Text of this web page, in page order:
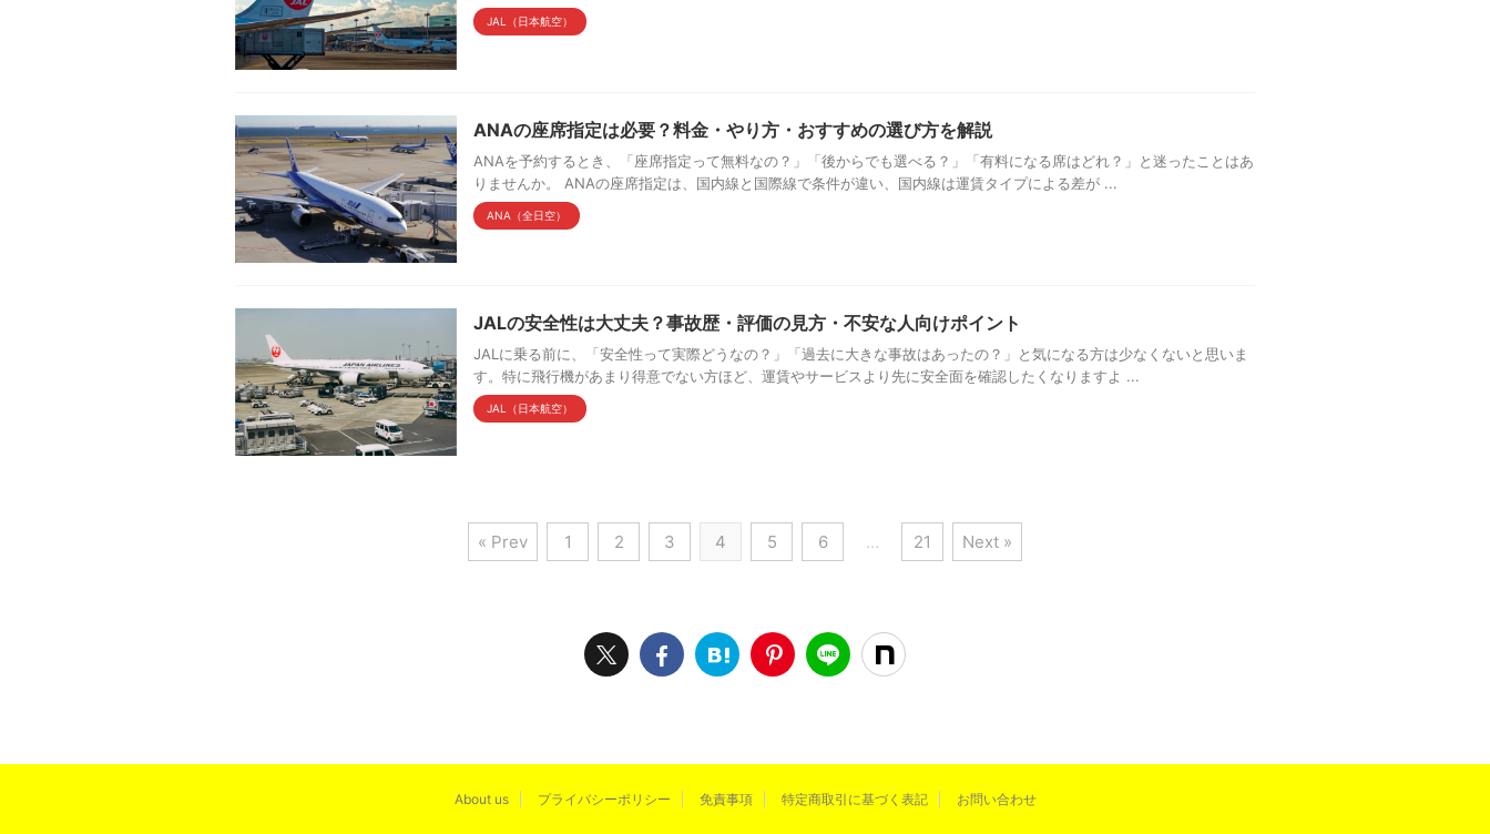
JAL（日本航空）
ANAの座席指定は必要？料金・やり方・おすすめの選び方を解説
ANAを予約するとき、「座席指定って無料なの？」「後からでも選べる？」「有料になる席はどれ？」と迷ったことはあ
りませんか。 ANAの座席指定は、国内線と国際線で条件が違い、国内線は運賃タイプによる差が ...
ANA（全日空）
JALの安全性は大丈夫？事故歴・評価の見方・不安な人向けポイント
JALに乗る前に、「安全性って実際どうなの？」「過去に大きな事故はあったの？」と気になる方は少なくないと思いま
す。特に飛行機があまり得意でない方ほど、運賃やサービスより先に安全面を確認したくなりますよ ...
JAL（日本航空）
« Prev 1 2 3 4 5 6 … 21 Next »
About us プライバシーポリシー 免責事項 特定商取引に基づく表記 お問い合わせ